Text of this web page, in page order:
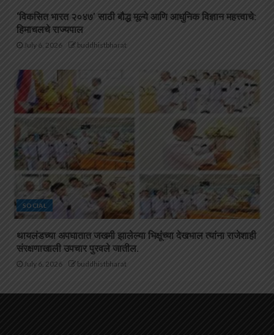
‘विकसित भारत २०४७’ साठी बौद्ध मूल्ये आणि आधुनिक विज्ञान महत्त्वाचे:
हिमाचलचे राज्यपाल
July 6, 2026 buddhistbharat
SOCIAL
थायलंडच्या अपघातात जखमी झालेल्या भिक्षूंच्या देखभाल त्यांना राजेशाही
संरक्षणाखाली उपचार पुरवले जातील.
July 6, 2026 buddhistbharat